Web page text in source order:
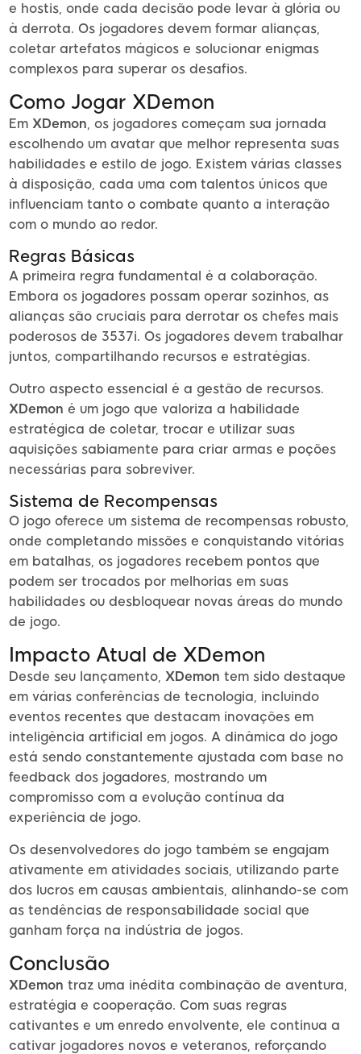
e hostis, onde cada decisão pode levar à glória ou
à derrota. Os jogadores devem formar alianças,
coletar artefatos mágicos e solucionar enigmas
complexos para superar os desafios.
Como Jogar XDemon
Em XDemon, os jogadores começam sua jornada
escolhendo um avatar que melhor representa suas
habilidades e estilo de jogo. Existem várias classes
à disposição, cada uma com talentos únicos que
influenciam tanto o combate quanto a interação
com o mundo ao redor.
Regras Básicas
A primeira regra fundamental é a colaboração.
Embora os jogadores possam operar sozinhos, as
alianças são cruciais para derrotar os chefes mais
poderosos de 3537i. Os jogadores devem trabalhar
juntos, compartilhando recursos e estratégias.
Outro aspecto essencial é a gestão de recursos.
XDemon é um jogo que valoriza a habilidade
estratégica de coletar, trocar e utilizar suas
aquisições sabiamente para criar armas e poções
necessárias para sobreviver.
Sistema de Recompensas
O jogo oferece um sistema de recompensas robusto,
onde completando missões e conquistando vitórias
em batalhas, os jogadores recebem pontos que
podem ser trocados por melhorias em suas
habilidades ou desbloquear novas áreas do mundo
de jogo.
Impacto Atual de XDemon
Desde seu lançamento, XDemon tem sido destaque
em várias conferências de tecnologia, incluindo
eventos recentes que destacam inovações em
inteligência artificial em jogos. A dinâmica do jogo
está sendo constantemente ajustada com base no
feedback dos jogadores, mostrando um
compromisso com a evolução contínua da
experiência de jogo.
Os desenvolvedores do jogo também se engajam
ativamente em atividades sociais, utilizando parte
dos lucros em causas ambientais, alinhando-se com
as tendências de responsabilidade social que
ganham força na indústria de jogos.
Conclusão
XDemon traz uma inédita combinação de aventura,
estratégia e cooperação. Com suas regras
cativantes e um enredo envolvente, ele continua a
cativar jogadores novos e veteranos, reforçando